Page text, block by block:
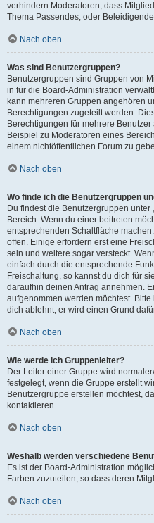
verhindern Moderatoren, dass
Thema Passendes, oder
Nach oben
Was sind Benutzergruppen?
Benutzergruppen sind Gruppen von
in für die Board-Administration
kann mehreren Gruppen angehören
Berechtigungen zugeteilt werden.
Berechtigungen für mehrere
Beispiel zu Moderatoren eines
einem nichtöffentlichen Forum zu
Nach oben
Wo finde ich die Benutzergruppen
Du findest die Benutzergruppen unter
Bereich. Wenn du einer beitreten
entsprechenden Schaltfläche
offen. Einige erfordern erst eine
sein und weitere sogar versteckt.
einfach durch die entsprechende
Freischaltung, so kannst du dich für
daraufhin deinen Antrag annehmen.
aufgenommen werden möchtest.
dich ablehnt, er wird einen Grund
Nach oben
Wie werde ich Gruppenleiter?
Der Leiter einer Gruppe wird
festgelegt, wenn die Gruppe erstellt
Benutzergruppe erstellen möchtest,
kontaktieren.
Nach oben
Weshalb werden verschiedene
Es ist der Board-Administration
Farben zuzuteilen, so dass deren
Nach oben